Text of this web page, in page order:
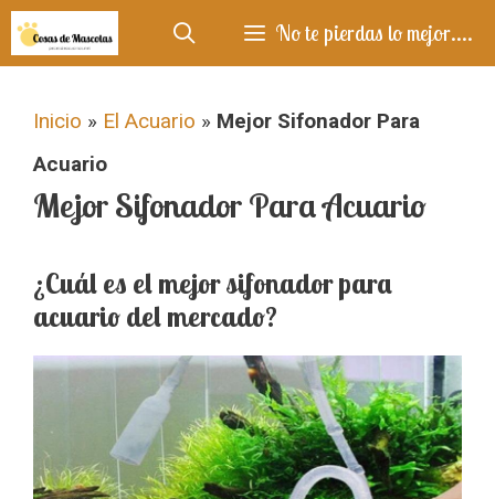
Saltar
al
No te pierdas lo mejor....
Inicio » El Acuario » Mejor Sifonador Para
Acuario
Mejor Sifonador Para Acuario
¿Cuál es el mejor sifonador para
acuario del mercado?